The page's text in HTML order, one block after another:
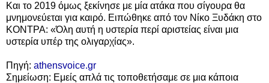
Και το 2019 όμως ξεκίνησε με μία ατάκα που σίγουρα θα
μνημονεύεται για καιρό. Ειπώθηκε από τον Νίκο Ξυδάκη στο
ΚΟΝΤΡΑ: «Όλη αυτή η υστερία περί αριστείας είναι μια
υστερία υπέρ της ολιγαρχίας».
Πηγή: athensvoice.gr
Σημείωση: Εμείς απλά τις τοποθετήσαμε σε μια κάποια